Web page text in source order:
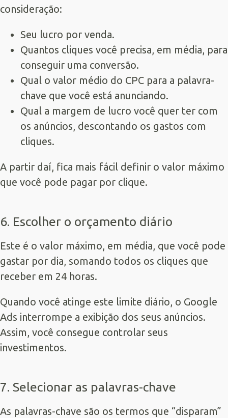
consideração:
Seu lucro por venda.
Quantos cliques você precisa, em média, para
conseguir uma conversão.
Qual o valor médio do CPC para a palavra-
chave que você está anunciando.
Qual a margem de lucro você quer ter com
os anúncios, descontando os gastos com
cliques.
A partir daí, fica mais fácil definir o valor máximo
que você pode pagar por clique.
6. Escolher o orçamento diário
Este é o valor máximo, em média, que você pode
gastar por dia, somando todos os cliques que
receber em 24 horas.
Quando você atinge este limite diário, o Google
Ads interrompe a exibição dos seus anúncios.
Assim, você consegue controlar seus
investimentos.
7. Selecionar as palavras-chave
As palavras-chave são os termos que “disparam”